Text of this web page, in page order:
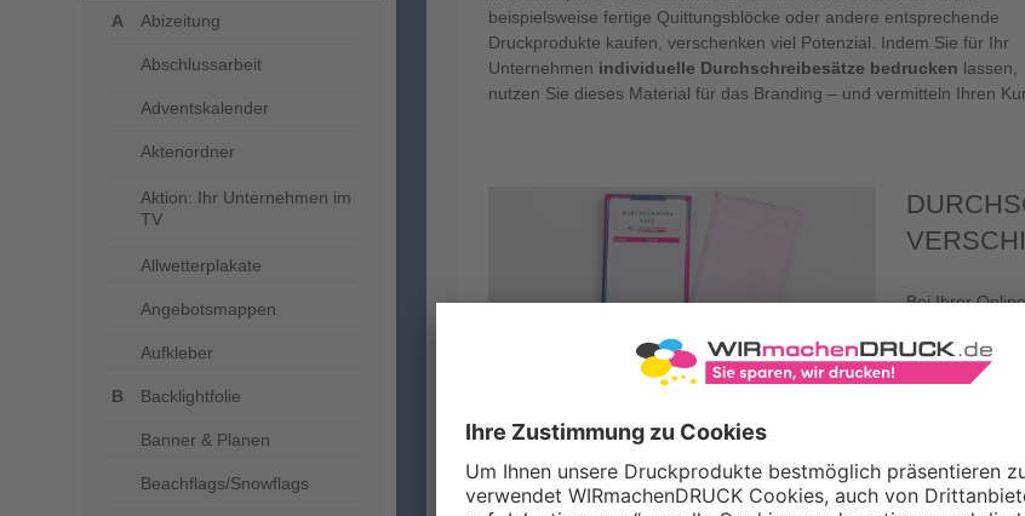
Abizeitung
Abschlussarbeit
Adventskalender
Aktenordner
Aktion: Ihr Unternehmen im
TV
Allwetterplakate
Angebotsmappen
Aufkleber
Backlightfolie
Banner & Planen
Beachflags/Snowflags
beispielsweise fertige Quittungsblöcke oder andere entsprechende
Druckprodukte kaufen, verschenken viel Potenzial. Indem Sie für Ihr
Unternehmen individuelle Durchschreibesätze bedrucken lassen,
nutzen Sie dieses Material für das Branding – und vermitteln Ihren
Bei Ihrer
oder kurz
passen. In
Ihnen einen
genügen